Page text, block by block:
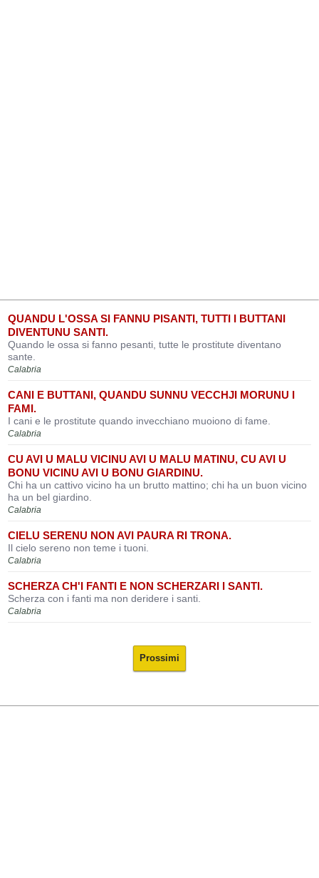
QUANDU L'OSSA SI FANNU PISANTI, TUTTI I BUTTANI
DIVENTUNU SANTI.
Quando le ossa si fanno pesanti, tutte le prostitute diventano
sante.
Calabria
CANI E BUTTANI, QUANDU SUNNU VECCHJI MORUNU I
FAMI.
I cani e le prostitute quando invecchiano muoiono di fame.
Calabria
CU AVI U MALU VICINU AVI U MALU MATINU, CU AVI U
BONU VICINU AVI U BONU GIARDINU.
Chi ha un cattivo vicino ha un brutto mattino; chi ha un buon vicino
ha un bel giardino.
Calabria
CIELU SERENU NON AVI PAURA RI TRONA.
Il cielo sereno non teme i tuoni.
Calabria
SCHERZA CH'I FANTI E NON SCHERZARI I SANTI.
Scherza con i fanti ma non deridere i santi.
Calabria
Prossimi